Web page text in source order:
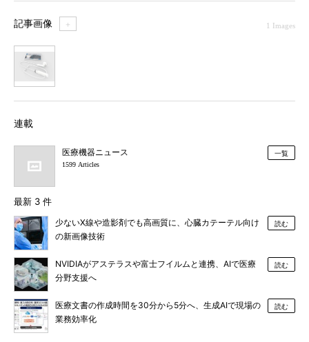
記事画像 ＋ 1 Images
連載
医療機器ニュース
1599 Articles
一覧
最新 3 件
少ないX線や造影剤でも高画質に、心臓カテーテル向け
の新画像技術
読む
NVIDIAがアステラスや富士フイルムと連携、AIで医療
分野支援へ
読む
医療文書の作成時間を30分から5分へ、生成AIで現場の
業務効率化
読む